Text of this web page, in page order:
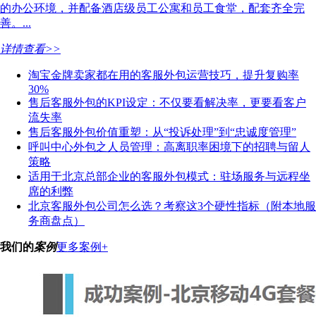
的办公环境，并配备酒店级员工公寓和员工食堂，配套齐全完
善。...
详情查看>>
淘宝金牌卖家都在用的客服外包运营技巧，提升复购率
30%
售后客服外包的KPI设定：不仅要看解决率，更要看客户
流失率
售后客服外包价值重塑：从“投诉处理”到“忠诚度管理”
呼叫中心外包之人员管理：高离职率困境下的招聘与留人
策略
适用于北京总部企业的客服外包模式：驻场服务与远程坐
席的利弊
北京客服外包公司怎么选？考察这3个硬性指标（附本地服
务商盘点）
我们的案例更多案例+